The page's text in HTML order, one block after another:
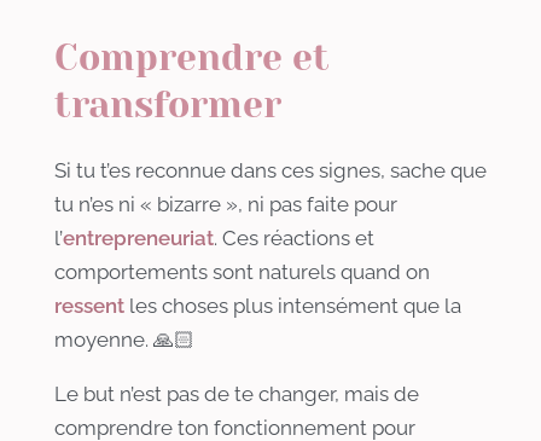
Comprendre et
transformer
Si tu t’es reconnue dans ces signes, sache que
tu n’es ni « bizarre », ni pas faite pour
l’entrepreneuriat. Ces réactions et
comportements sont naturels quand on
ressent les choses plus intensément que la
moyenne. 🙏🏻
Le but n’est pas de te changer, mais de
comprendre ton fonctionnement pour